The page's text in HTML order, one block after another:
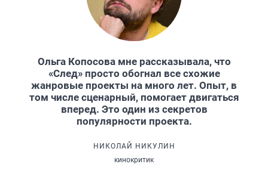
Ольга Копосова мне рассказывала, что
«След» просто обогнал все схожие
жанровые проекты на много лет. Опыт, в
том числе сценарный, помогает двигаться
вперед. Это один из секретов
популярности проекта.
НИКОЛАЙ НИКУЛИН
кинокритик